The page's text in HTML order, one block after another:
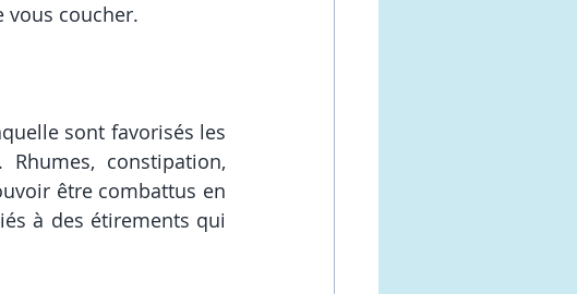
vous coucher.
sont favorisés les
constipation,
être combattus en
à des étirements qui